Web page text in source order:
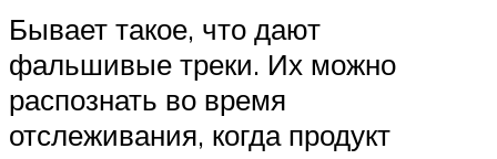
Бывает такое, что дают
фальшивые треки. Их можно
распознать во время
отслеживания, когда продукт